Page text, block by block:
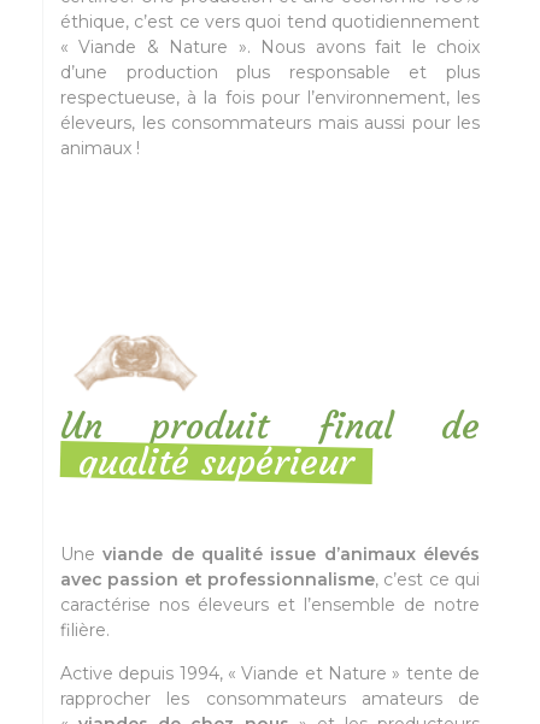
éthique, c’est ce vers quoi tend quotidiennement
« Viande & Nature ». Nous avons fait le choix
d’une production plus responsable et plus
respectueuse, à la fois pour l’environnement, les
éleveurs, les consommateurs mais aussi pour les
animaux !
Un produit final de
qualité supérieur
Uneviande de qualité issue d’animaux élevés
avec passion et professionnalisme, c’est ce qui
caractérise nos éleveurs et l’ensemble de notre
filière.
Active depuis 1994, « Viande et Nature » tente de
rapprocher les consommateurs amateurs de